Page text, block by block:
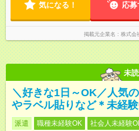
気になる！ 応募
掲載元企業名 株式会
未読
＼好きな1日～OK／人気
やラベル貼りなど＊未経
派遣 職種未経験OK 社会人未経験